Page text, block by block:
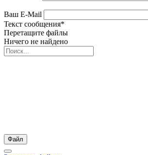
Ваш E-Mail
Текст сообщения*
Перетащите файлы
Ничего не найдено
Файл